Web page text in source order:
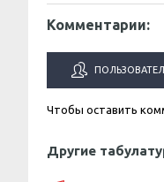
Комментарии:
Чтобы оставить
Другие